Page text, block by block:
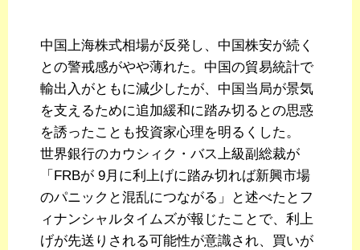
中国上海株式相場が反発し、中国株安が続く
との警戒感がやや薄れた。中国の貿易統計で
輸出入がともに減少したが、中国当局が景気
を支えるために追加緩和に踏み切るとの思惑
を誘ったことも投資家心理を明るくした。
世界銀行のカウシィク・バス上級副総裁が
「FRBが 9月に利上げに踏み切れば新興市場
のパニックと混乱につながる」と述べたとフ
ィナンシャルタイムズが報じたことで、利上
げが先送りされる可能性が意識され、買いが